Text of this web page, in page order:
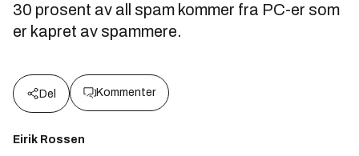
30 prosent av all spam kommer fra PC-er som
er kapret av spammere.
Del Kommenter
Eirik Rossen